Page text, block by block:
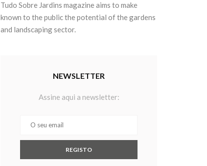
Tudo Sobre Jardins magazine aims to make
known to the public the potential of the gardens
and landscaping sector.
NEWSLETTER
Assine aqui a newsletter: